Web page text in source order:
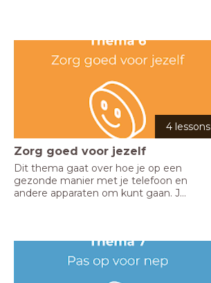
4 lessons
Zorg goed voor jezelf
Dit thema gaat over hoe je op een
gezonde manier met je telefoon en
andere apparaten om kunt gaan. J...